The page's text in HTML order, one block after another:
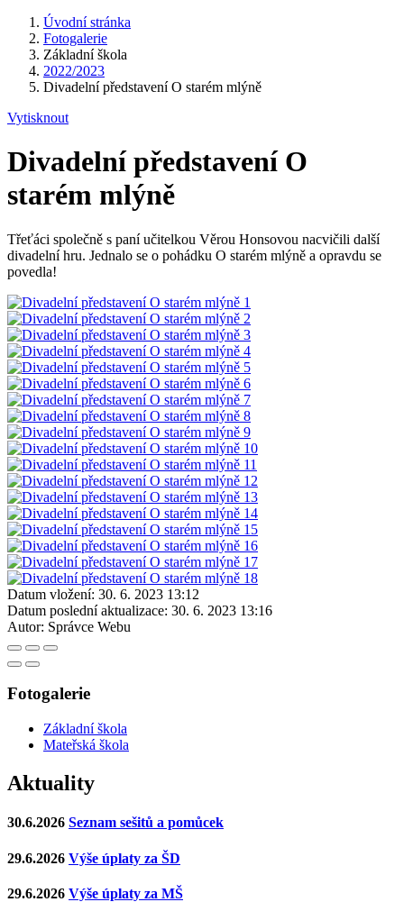
Úvodní stránka
Fotogalerie
Základní škola
2022/2023
Divadelní představení O starém mlýně
Vytisknout
Divadelní představení O
starém mlýně
Třeťáci společně s paní učitelkou Věrou Honsovou nacvičili další
divadelní hru. Jednalo se o pohádku O starém mlýně a opravdu se
povedla!
Datum vložení: 30. 6. 2023 13:12
Datum poslední aktualizace: 30. 6. 2023 13:16
Autor: Správce Webu
Fotogalerie
Základní škola
Mateřská škola
Aktuality
30.6.2026 Seznam sešitů a pomůcek
29.6.2026 Výše úplaty za ŠD
29.6.2026 Výše úplaty za MŠ